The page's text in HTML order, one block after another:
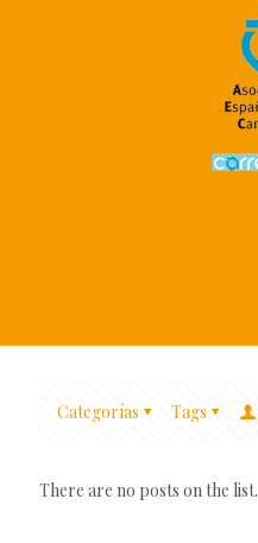
Categorías Tags
There are no posts on the list.